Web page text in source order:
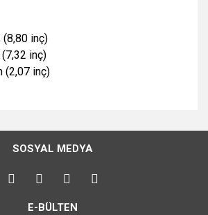
(8,80 inç)
inç)
(2,07 inç)
noktaları öneri formunu
iletebilirsiniz.
için teşekkür ederiz.
eksik bilgiler bulunuyor.
SOSYAL MEDYA
E-BÜLTEN